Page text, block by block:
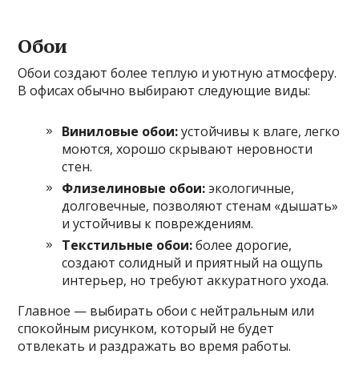
Обои
Обои создают более теплую и уютную атмосферу.
В офисах обычно выбирают следующие виды:
Виниловые обои:устойчивы к влаге, легко
моются, хорошо скрывают неровности
стен.
Флизелиновые обои:экологичные,
долговечные, позволяют стенам «дышать»
и устойчивы к повреждениям.
Текстильные обои:более дорогие,
создают солидный и приятный на ощупь
интерьер, но требуют аккуратного ухода.
Главное — выбирать обои с нейтральным или
спокойным рисунком, который не будет
отвлекать и раздражать во время работы.